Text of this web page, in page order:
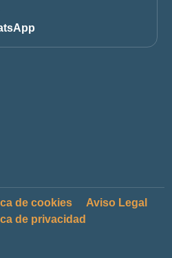
de cookies
Aviso Legal
de privacidad